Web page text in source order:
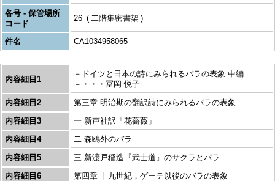
各号 - 保管場所
コード
26 二階集密書架
件名 CA1034958065
内容細目1
－ドイツと日本の詩にみられるバラの表象 中編
－・・・冨岡 悦子
内容細目2
第三章 明治期の翻訳詩にみられるバラの表象
内容細目3
一 新声社訳「花薔薇」
内容細目4
二 森鴎外のバラ
内容細目5
三 新渡戸稲造『武士道』のサクラとバラ
内容細目6
第四章 十九世紀，ゲーテ以後のバラの表象